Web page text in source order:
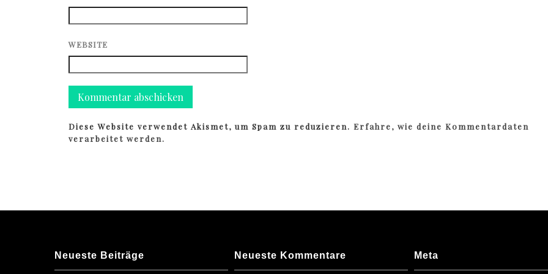
WEBSITE
Diese Website verwendet Akismet, um Spam zu reduzieren.Erfahre, wie deine Kommentardaten
verarbeitet werden.
Neueste Beiträge Neueste Kommentare Meta